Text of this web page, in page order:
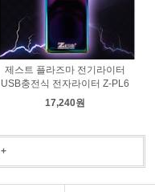
제스트 플라즈마 전기라이터
USB충전식 전자라이터 Z-PL6
17,240원